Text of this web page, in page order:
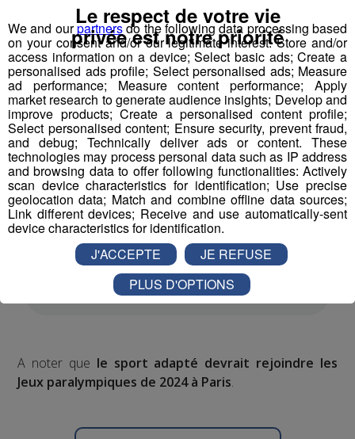
Depuis mardi, les athlètes s'affrontent tous les jours lors
d'épreuves qui sont les mêmes que pour les valides :un
géant ou encore un slalom pour le ski alpin ; une
mass start, des sprint et un relais du côté du ski
nordique . Autant d’épreuves qui permettent aux
participants de se surpasser, comme l'explique Marie
A noter que le sport adapté devrait rejoindre les
Jeux paralympiques de 2024 à Paris.
We and ourpartnersdo the following data processing based
on your consent and/or our legitimate interest: Store and/or
access information on a device; Select basic ads; Create a
personalised ads profile; Select personalised ads; Measure
ad performance; Measure content performance; Apply
market research to generate audience insights; Develop and
improve products; Create a personalised content profile;
Select personalised content; Ensure security, prevent fraud,
and debug; Technically deliver ads or content. These
technologies may process personal data such as IP address
and browsing data to offer following functionalities: Actively
scan device characteristics for identification; Use precise
geolocation data; Match and combine offline data sources;
Link different devices; Receive and use automatically-sent
device characteristics for identification.
Le respect de votre vie
privée est notre priorité
J'ACCEPTE
JE REFUSE
PLUS D'OPTIONS